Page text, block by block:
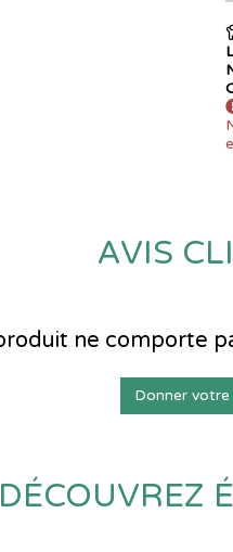
AVIS
ne comporte
Donner votre
DÉCOUVREZ